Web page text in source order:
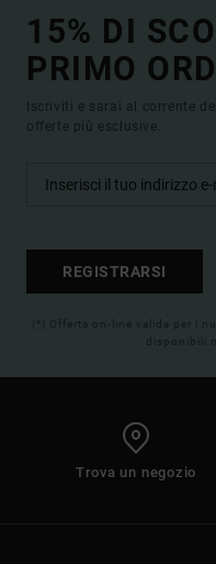
15% DI
PRIMO
Iscriviti e sarai al corrente
offerte più esclusive.
REGISTRARSI
(*) Offerta on-line valida per i
disponibili
Trova un negozio